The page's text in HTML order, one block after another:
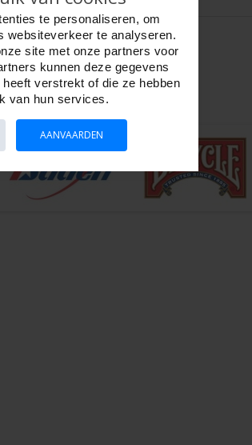
te personaliseren, om
websiteverkeer te analyseren.
site met onze partners voor
kunnen deze gegevens
verstrekt of die ze hebben
van hun services.
AANVAARDEN